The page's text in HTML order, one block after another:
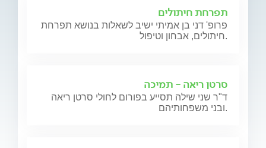
תפרחת חיתולים
פרופ' דני בן אמיתי ישיב לשאלות בנושא תפרחת
חיתולים, אבחון וטיפול.
סרטן ריאה - תמיכה
ד"ר שני שילה תסייע בפורום לחולי סרטן ריאה
ובני משפחותיהם.